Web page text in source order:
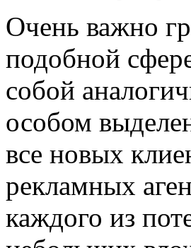
Очень важно
подобной
собой
особом
все новых
рекламных
каждого из